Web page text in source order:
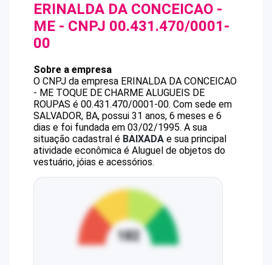
ERINALDA DA CONCEICAO -
ME - CNPJ 00.431.470/0001-
00
Sobre a empresa
O CNPJ da empresa ERINALDA DA CONCEICAO
- ME TOQUE DE CHARME ALUGUEIS DE
ROUPAS é 00.431.470/0001-00. Com sede em
SALVADOR, BA, possui 31 anos, 6 meses e 6
dias e foi fundada em 03/02/1995. A sua
situação cadastral é BAIXADA e sua principal
atividade econômica é Aluguel de objetos do
vestuário, jóias e acessórios.